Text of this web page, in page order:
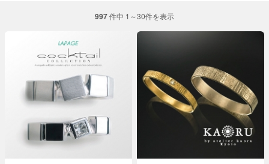
997件中 1～30件を表示